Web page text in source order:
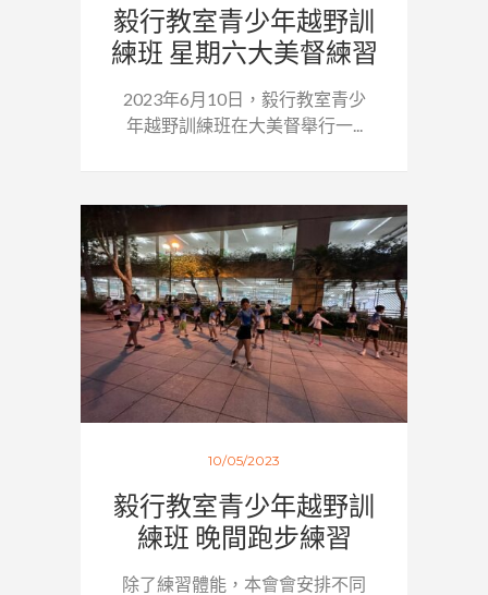
毅行教室青少年越野訓
練班 星期六大美督練習
2023年6月10日，毅行教室青少
年越野訓練班在大美督舉行一...
10/05/2023
毅行教室青少年越野訓
練班 晚間跑步練習
除了練習體能，本會會安排不同